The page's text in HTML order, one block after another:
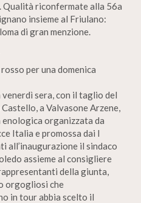
Qualità riconfermate alla 56a
insieme al Friulano:
di gran menzione.
per una domenica
sera, con il taglio del
a Valvasone Arzene,
organizzata da
Italia e promossa dai I
all’inaugurazione il sindaco
assieme al consigliere
della giunta,
orgogliosi che
in tour abbia scelto il